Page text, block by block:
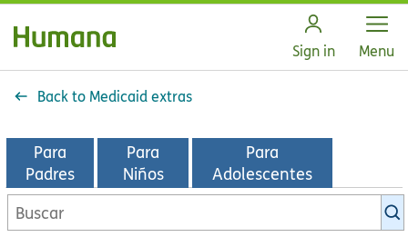
Sign in Open
Menu
Back to Medicaid extras
Para
Padres
Para
Niños
Para
Adolescentes
Buscar
en